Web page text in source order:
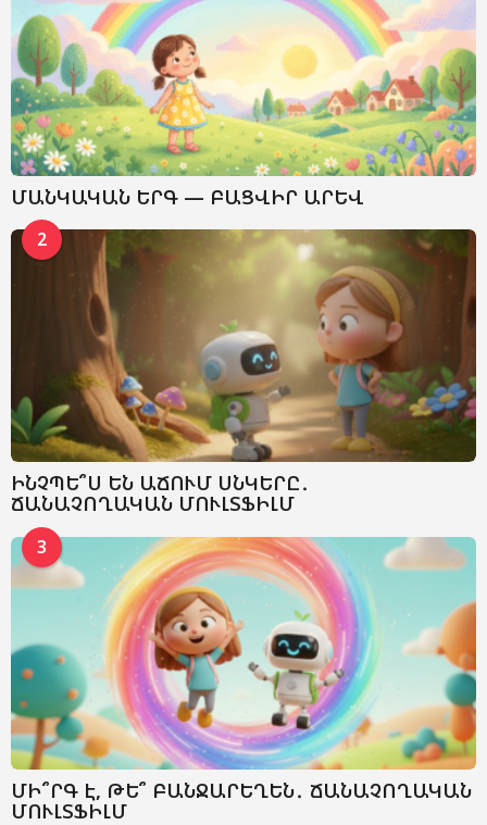
ՄԱՆԿԱԿԱՆ ԵՐԳ — ԲԱՑՎԻՐ ԱՐԵՎ
2
ԻՆՉՊԵ՞Ս ԵՆ ԱՃՈՒՄ ՍՆԿԵՐԸ․
ՃԱՆԱՉՈՂԱԿԱՆ ՄՈՒԼՏՖԻԼՄ
3
ՄԻ՞ՐԳ Է, ԹԵ՞ ԲԱՆՋԱՐԵՂԵՆ․ ՃԱՆԱՉՈՂԱԿԱՆ
ՄՈՒԼՏՖԻԼՄ